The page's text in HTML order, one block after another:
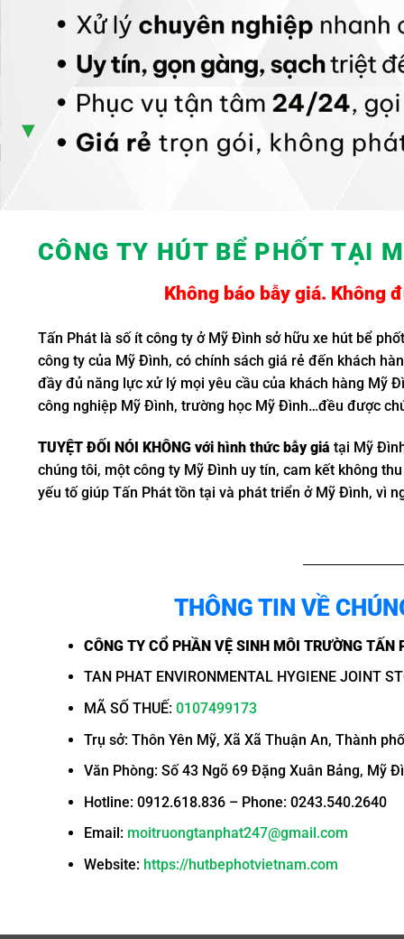
CÔNG TY HÚT BỂ PHỐT TẠI
Không báo bẫy giá. Không
Tấn Phát là số ít công ty ở Mỹ Đình sở hữu xe hút bể
công ty của Mỹ Đình, có chính sách giá rẻ đến khách
đầy đủ năng lực xử lý mọi yêu cầu của khách hàng Mỹ
công nghiệp Mỹ Đình, trường học Mỹ Đình…đều được
TUYỆT ĐỐI NÓI KHÔNG với hình thức bẫy giá tại Mỹ
chúng tôi, một công ty Mỹ Đình uy tín, cam kết không
yếu tố giúp Tấn Phát tồn tại và phát triển ở Mỹ Đình, vì
THÔNG TIN VỀ
CÔNG TY CỔ PHẦN VỆ SINH MÔI TRƯỜNG TẤN
TAN PHAT ENVIRONMENTAL HYGIENE JOINT
MÃ SỐ THUẾ: 0107499173
Trụ sở: Thôn Yên Mỹ, Xã Xã Thuận An, Thành
Văn Phòng: Số 43 Ngõ 69 Đặng Xuân Bảng, Mỹ
Hotline: 0912.618.836 – Phone: 0243.540.2640
Email: moitruongtanphat247@gmail.com
Website: https://hutbephotvietnam.com